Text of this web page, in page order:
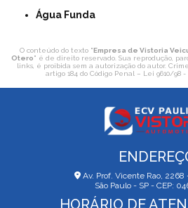
Água Funda
O conteúdo do texto " Empresa de Vistoria
Otero" é de direito reservado. Sua reprodução,
links, é proibida sem a autorização do autor.
artigo 184 do Código Penal – Lei 9610/98
Av. Prof. Vicente Rao, 2268
São Paulo - SP - CEP: